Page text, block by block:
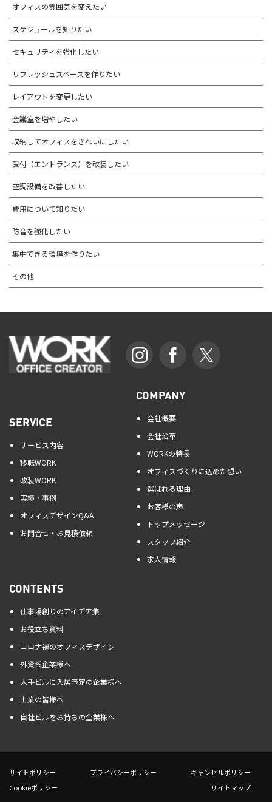
オフィスの雰囲気を変えたい
スケジュールを知りたい
セキュリティを強化したい
リフレッシュスペースを作りたい
レイアウトを変更したい
会議室を増やしたい
収納してオフィスをきれいにしたい
受付（エントランス）を改装したい
空調設備を改善したい
費用について知りたい
防音を強化したい
集中できる環境を作りたい
その他
SERVICE
サービス内容
移転WORK
改装WORK
実績・事例
オフィスデザインQ&A
お問合せ・お見積依頼
COMPANY
会社概要
会社沿革
WORKの特長
オフィスづくりに込めた想い
選ばれる理由
お客様の声
トップメッセージ
スタッフ紹介
求人情報
CONTENTS
仕事場創りのアイデア集
お役立ち資料
コロナ禍のオフィスデザイン
外資系企業様へ
大手ビルに入居予定の企業様へ
士業の皆様へ
自社ビルをお持ちの企業様へ
サイトポリシー プライバシーポリシー
キャンセルポリシー
Cookieポリシー
サイトマップ